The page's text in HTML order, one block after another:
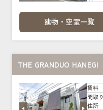
建物・空室一覧
THE GRANDUO HANEGI
賃料
間取り
住所